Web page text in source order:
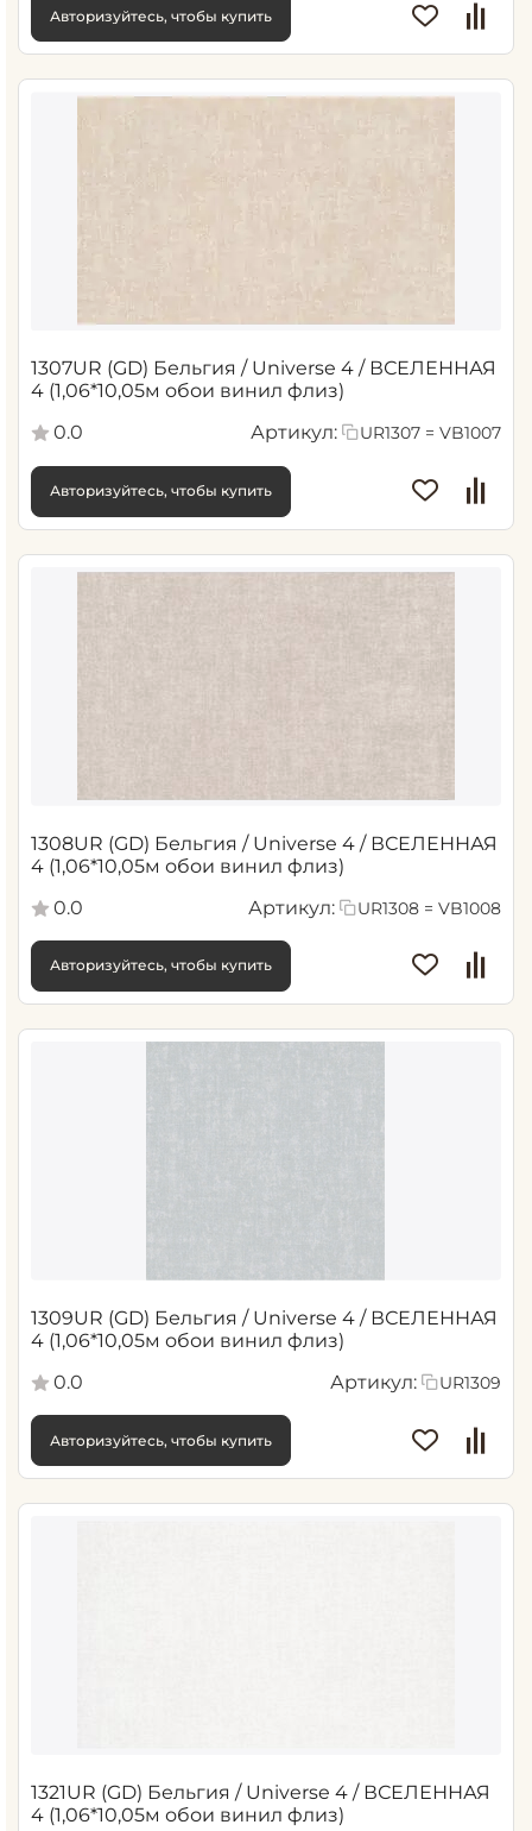
Авторизуйтесь, чтобы купить
1307UR (GD) Бельгия / Universe 4 / ВСЕЛЕННАЯ
4 (1,06*10,05м обои винил флиз)
0.0
Артикул: UR1307 = VB1007
Авторизуйтесь, чтобы купить
1308UR (GD) Бельгия / Universe 4 / ВСЕЛЕННАЯ
4 (1,06*10,05м обои винил флиз)
0.0
Артикул: UR1308 = VB1008
Авторизуйтесь, чтобы купить
1309UR (GD) Бельгия / Universe 4 / ВСЕЛЕННАЯ
4 (1,06*10,05м обои винил флиз)
0.0
Артикул: UR1309
Авторизуйтесь, чтобы купить
1321UR (GD) Бельгия / Universe 4 / ВСЕЛЕННАЯ
4 (1,06*10,05м обои винил флиз)